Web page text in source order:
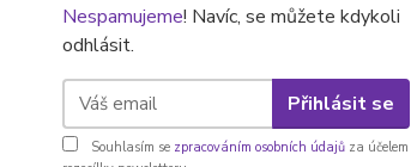
Nespamujeme! Navíc, se můžete kdykoli
odhlásit.
Přihlásit se
Souhlasím se zpracováním osobních údajů za účelem